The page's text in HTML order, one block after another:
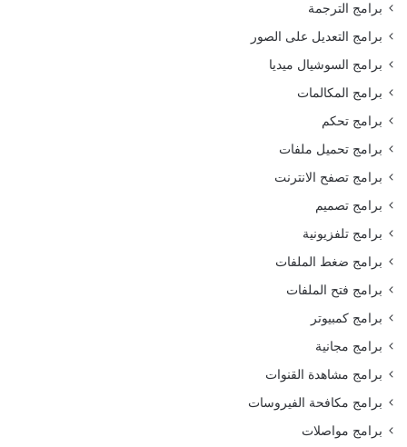
برامج الترجمة
برامج التعديل على الصور
برامج السوشيال ميديا
برامج المكالمات
برامج تحكم
برامج تحميل ملفات
برامج تصفح الانترنت
برامج تصميم
برامج تلفزيونية
برامج ضغط الملفات
برامج فتح الملفات
برامج كمبيوتر
برامج مجانية
برامج مشاهدة القنوات
برامج مكافحة الفيروسات
برامج مواصلات